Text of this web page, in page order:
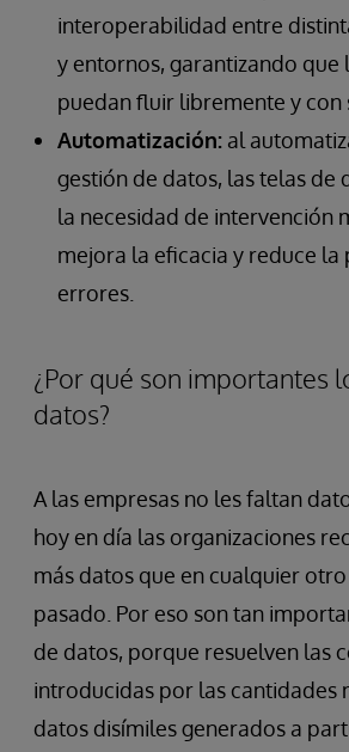
interoperabilidad entre
y entornos, garantizando que
puedan fluir libremente y con
Automatización: al
gestión de datos, las telas de
la necesidad de intervención
mejora la eficacia y reduce
errores.
¿Por qué son importantes
datos?
A las empresas no les faltan
hoy en día las organizaciones
más datos que en cualquier
pasado. Por eso son tan
de datos, porque resuelven las
introducidas por las cantidades
datos disímiles generados a